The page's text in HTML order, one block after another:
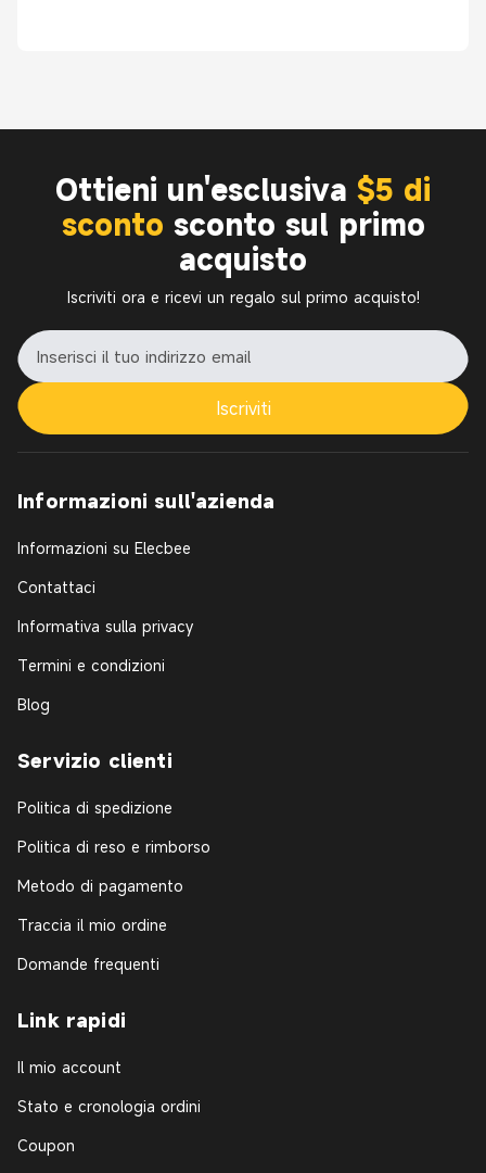
Ottieni un'esclusiva $5 di
sconto sconto sul primo
acquisto
Iscriviti ora e ricevi un regalo sul primo acquisto!
Iscriviti
Informazioni sull'azienda
Informazioni su Elecbee
Contattaci
Informativa sulla privacy
Termini e condizioni
Blog
Servizio clienti
Politica di spedizione
Politica di reso e rimborso
Metodo di pagamento
Traccia il mio ordine
Domande frequenti
Link rapidi
Il mio account
Stato e cronologia ordini
Coupon